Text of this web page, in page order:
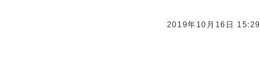
2019年10月16日 15:29